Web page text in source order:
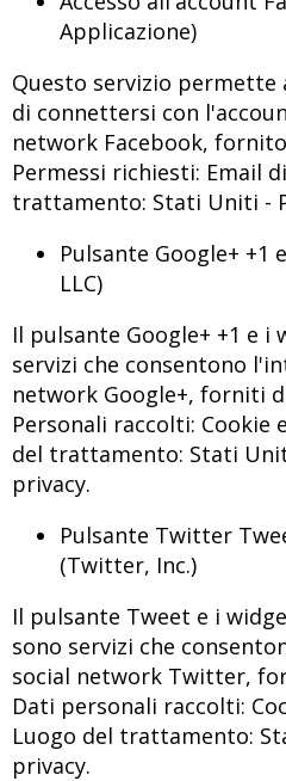
Applicazione)
Questo servizio permette
di connettersi con
network Facebook,
Permessi richiesti: Email
trattamento: Stati Uniti -
Pulsante Google+ +1
LLC)
Il pulsante Google+ +1 e i
servizi che consentono
network Google+, forniti
Personali raccolti: Cookie
del trattamento: Stati
privacy.
Pulsante Twitter
(Twitter, Inc.)
Il pulsante Tweet e i
sono servizi che
social network Twitter,
Dati personali raccolti:
Luogo del trattamento:
privacy.